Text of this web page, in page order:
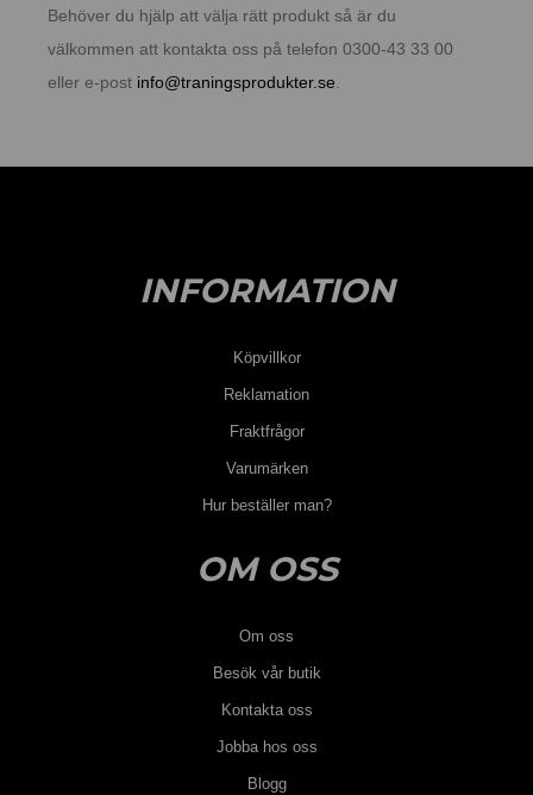
Behöver du hjälp att välja rätt produkt så är du
välkommen att kontakta oss på telefon 0300-43 33 00
eller e-post info@traningsprodukter.se
INFORMATION
Köpvillkor
Reklamation
Fraktfrågor
Varumärken
Hur beställer man?
OM OSS
Om oss
Besök vår butik
Kontakta oss
Jobba hos oss
Blogg